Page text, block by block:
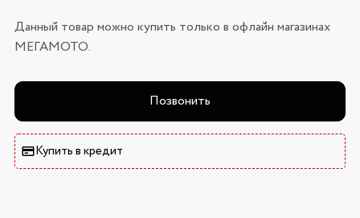
Данный товар можно купить только в офлайн магазинах
МЕГАМОТО.
Позвонить
Купить в кредит